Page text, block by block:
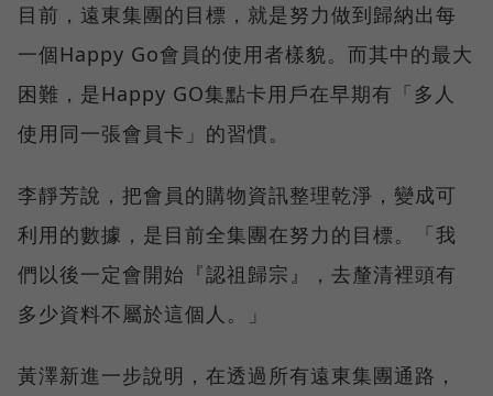
目前，遠東集團的目標，就是努力做到歸納出每
一個Happy Go會員的使用者樣貌。而其中的最大
困難，是Happy GO集點卡用戶在早期有「多人
使用同一張會員卡」的習慣。
李靜芳說，把會員的購物資訊整理乾淨，變成可
利用的數據，是目前全集團在努力的目標。「我
們以後一定會開始『認祖歸宗』，去釐清裡頭有
多少資料不屬於這個人。」
黃澤新進一步說明，在透過所有遠東集團通路，